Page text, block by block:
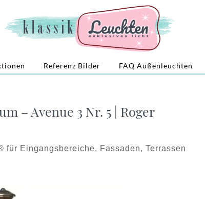
Referenz Bilder FAQ Außenleuchten
– Avenue 3 Nr. 5 | Roger
Eingangsbereiche, Fassaden, Terrassen